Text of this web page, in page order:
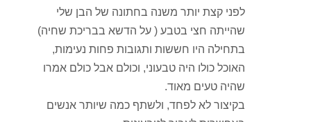
לפני קצת יותר משנה בחתונה של הבן שלי
שהייתה חצי בטבע ( על הדשא בבריכת שחיה)
בתחילה היו חששות ותגובות פחות נעימות,
האוכל כולו היה טבעוני, וכולם אבל כולם אמרו
שהיה טעים מאוד.
בקיצור לא לפחד, ולשתף כמה שיותר אנשים